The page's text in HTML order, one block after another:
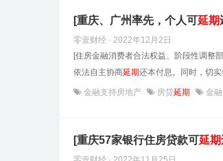
[重庆、广州率先，个人可延期
零壹财经 · 2022年12月2日
[住房金融消费者合法权益、阶段性调整
依法自主协商延期还本付息。同时，切
金融支持房地产 房贷延期 金
[重庆57家银行住房贷款可延期